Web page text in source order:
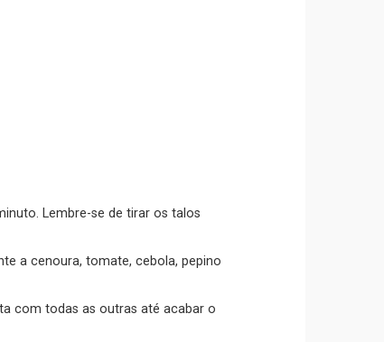
Lembre-se de tirar os talos
a cenoura, tomate, cebola, pepino
com todas as outras até acabar o